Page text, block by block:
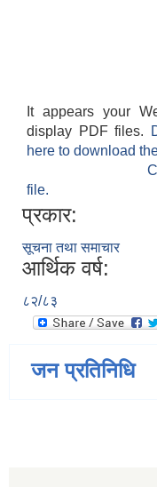
It appears your
display PDF files.
here to download
file.
प्रकार:
सूचना तथा समाचार
आर्थिक वर्ष:
८२/८३
जन प्रतिनिधि